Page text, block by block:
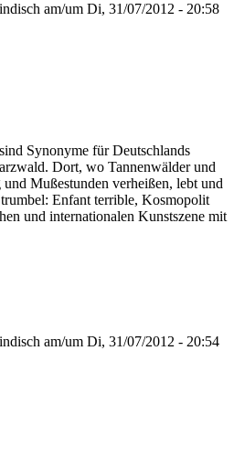
am/um Di, 31/07/2012 - 20:58
Synonyme für Deutschlands
Dort, wo Tannenwälder und
Mußestunden verheißen, lebt und
Enfant terrible, Kosmopolit
und internationalen Kunstszene mit
am/um Di, 31/07/2012 - 20:54